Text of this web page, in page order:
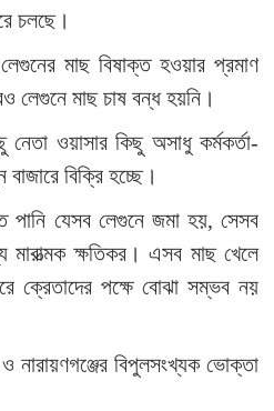
চলছে।
মাছ বিষাক্ত হওয়ার প্রমাণ
লেগুনে মাছ চাষ বন্ধ হয়নি।
ওয়াসার কিছু অসাধু কর্মকর্তা-
বিক্রি হচ্ছে।
পানি যেসব লেগুনে জমা হয়, সেসব
মারাত্মক ক্ষতিকর। এসব মাছ খেলে
ক্রেতাদের পক্ষে বোঝা সম্ভব নয়
নারায়ণগঞ্জের বিপুলসংখ্যক ভোক্তা